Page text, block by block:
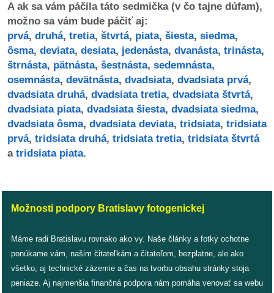
petície
vychádzky
/
výstavy
o
podpora
A ak sa vám páčila táto sedmička (v čo tajne dúfam),
možno sa vám bude páčiť aj:
prvá, druhá, tretia, štvrtá, piata, šiesta, siedma,
ôsma, deviata, desiata, jedenásta, dvanásta, trinásta,
štrnásta, pätnásta, šestnásta, sedemnásta,
osemnásta, devätnásta, dvadsiata, dvadsiata prvá,
dvadsiata druhá, dvadsiata tretia, dvadsiata štvrtá,
dvadsiata piata, dvadsiata šiesta, dvadsiata siedma,
dvadsiata ôsma, dvadsiata deviata, tridsiata, tridsiata
prvá, tridsiata druhá, tridsiata tretia, tridsiata štvrtá
a tridsiata piata.
Možnosti podpory Bratislavy fotogenickej
Máme radi Bratislavu rovnako ako vy. Naše články a fotky ochotne
ponúkame vám, našim čitateľkám a čitateľom, bezplatne, ale ako
všetko, aj technické zázemie a čas na tvorbu obsahu stránky stoja
peniaze. Aj najmenšia finančná podpora nám pomáha venovať sa webu